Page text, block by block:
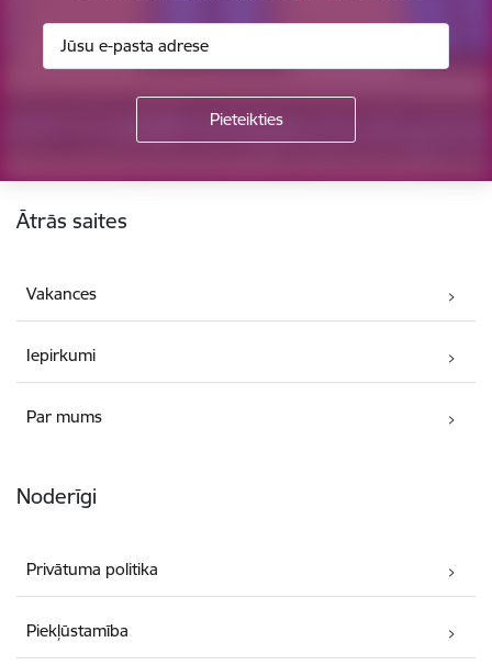
Ātrās saites
Vakances
Iepirkumi
Par mums
Noderīgi
Privātuma politika
Piekļūstamība